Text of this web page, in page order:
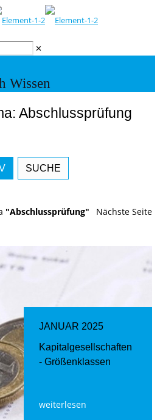
✕
Wissen
Abschlussprüfung
SUCHE
"Abschlussprüfung"
Nächste Seite
JANUAR 2025
Kapitalgesellschaften
- Größenklassen
weiterlesen